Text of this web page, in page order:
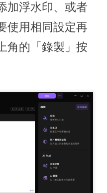
加浮水印、或者
使用相同設定再
角的「錄製」按